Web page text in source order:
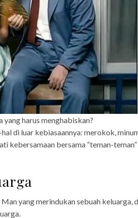
yang harus menghabiskan?
di luar kebiasaannya: merokok,
kebersamaan bersama “teman-teman”
yang merindukan sebuah keluarga,